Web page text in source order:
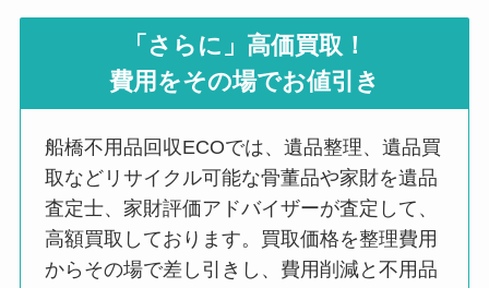
「さらに」高価買取！
費用をその場でお値引き
船橋不用品回収ECOでは、遺品整理、遺品買
取などリサイクル可能な骨董品や家財を遺品
査定士、家財評価アドバイザーが査定して、
高額買取しております。買取価格を整理費用
からその場で差し引きし、費用削減と不用品